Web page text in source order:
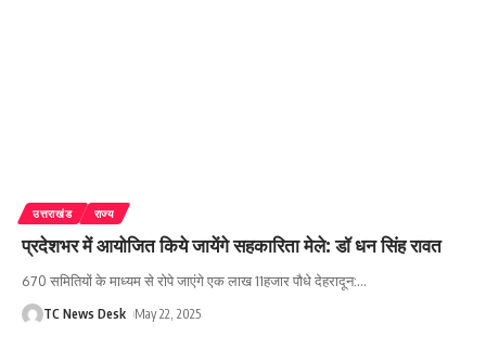
उत्तराखंड राज्य
प्रदेशभर में आयोजित किये जायेंगे सहकारिता मेले: डॉ धन सिंह रावत
670 समितियों के माध्यम से रोपे जाएंगे एक लाख 11हजार पौधे देहरादून:…
TC News Desk May 22, 2025